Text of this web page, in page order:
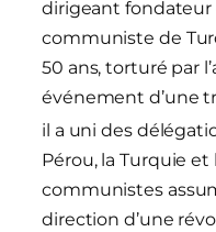
dirigeant fondateur
communiste de
50 ans, torturé par
événement d’une
il a uni des
Pérou, la Turquie
communistes
direction d’une